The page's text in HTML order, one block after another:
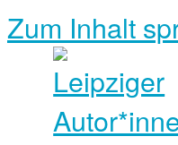
Zum Inhalt